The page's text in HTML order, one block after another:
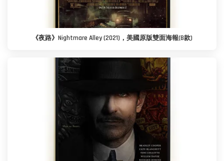
《夜路》Nightmare Alley (2021)，美國原版雙面海報(B款)